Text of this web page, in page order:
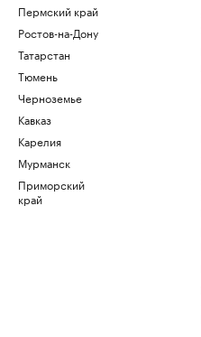
Пермский край
Ростов-на-Дону
Татарстан
Тюмень
Черноземье
Кавказ
Карелия
Мурманск
Приморский
край